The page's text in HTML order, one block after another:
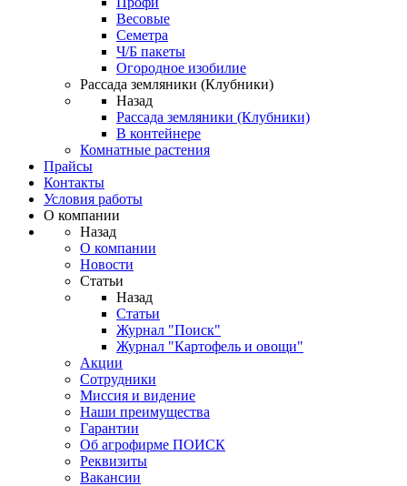
Весовые
Семетра
Ч/Б пакеты
Огородное изобилие
Рассада земляники (Клубники)
Назад
Рассада земляники (Клубники)
В контейнере
Комнатные растения
Прайсы
Контакты
Условия работы
О компании
Назад
О компании
Новости
Статьи
Назад
Статьи
Журнал "Поиск"
Журнал "Картофель и овощи"
Акции
Сотрудники
Миссия и видение
Наши преимущества
Гарантии
Об агрофирме ПОИСК
Реквизиты
Вакансии